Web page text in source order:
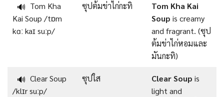
🔊 Tom Kha
Kai Soup /tɒm
kɑː kaɪ suːp/
ซุปต้มข่าไก่กะทิ
Tom Kha Kai
Soup is creamy
and fragrant. (ซุป
ต้มข่าไก่หอมและ
มันกะทิ)
🔊 Clear Soup
/klɪr suːp/
ซุปใส Clear Soup is
light and